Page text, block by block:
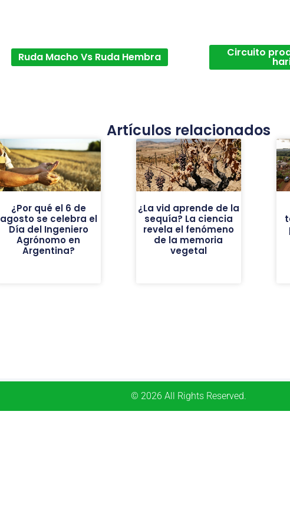
Ruda Macho Vs Ruda Hembra Circuito
Artículos relacionados
¿Por qué el 6 de
agosto se celebra el
Día del Ingeniero
Agrónomo en
Argentina?
¿La vid aprende de la
sequía? La ciencia
revela el fenómeno
de la memoria
vegetal
© 2026 All Rights Reserved.